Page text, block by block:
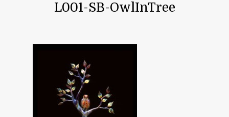
L001-SB-OwlInTree